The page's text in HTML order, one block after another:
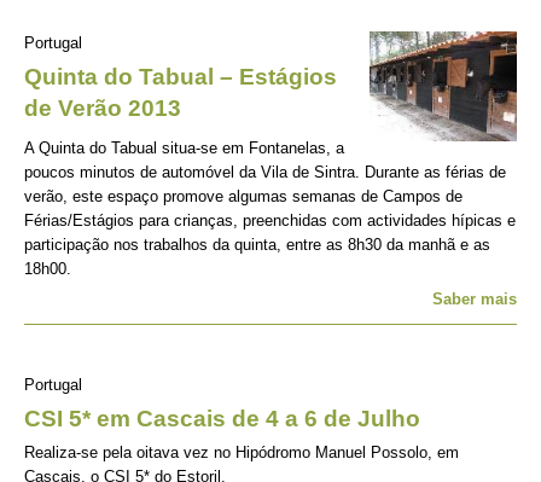
Portugal
Quinta do Tabual – Estágios
de Verão 2013
A Quinta do Tabual situa-se em Fontanelas, a
poucos minutos de automóvel da Vila de Sintra. Durante as férias de
verão, este espaço promove algumas semanas de Campos de
Férias/Estágios para crianças, preenchidas com actividades hípicas e
participação nos trabalhos da quinta, entre as 8h30 da manhã e as
18h00.
Saber mais
Portugal
CSI 5* em Cascais de 4 a 6 de Julho
Realiza-se pela oitava vez no Hipódromo Manuel Possolo, em
Cascais, o CSI 5* do Estoril.